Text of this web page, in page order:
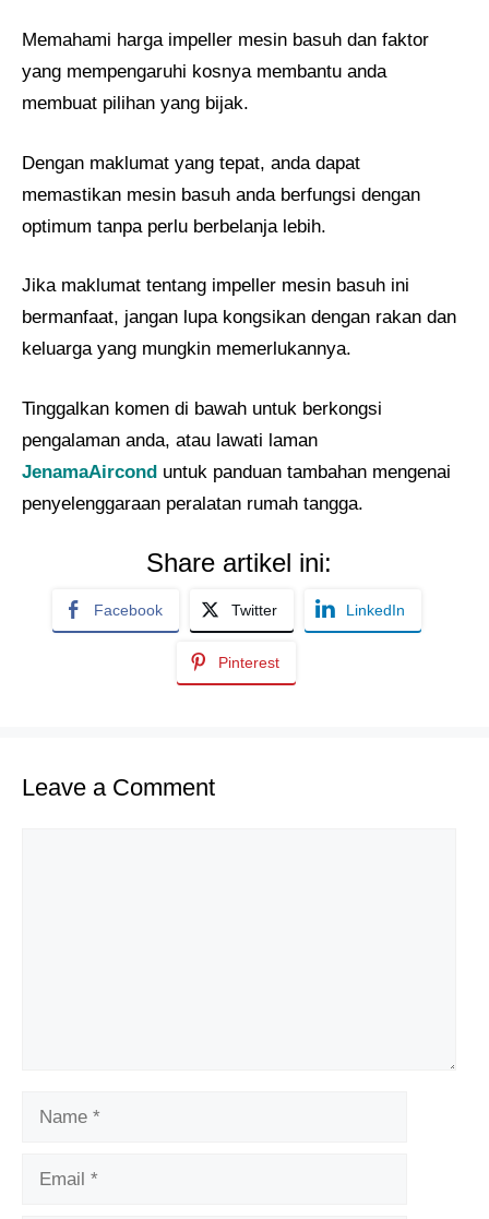
Memahami harga impeller mesin basuh dan faktor
yang mempengaruhi kosnya membantu anda
membuat pilihan yang bijak.
Dengan maklumat yang tepat, anda dapat
memastikan mesin basuh anda berfungsi dengan
optimum tanpa perlu berbelanja lebih.
Jika maklumat tentang impeller mesin basuh ini
bermanfaat, jangan lupa kongsikan dengan rakan dan
keluarga yang mungkin memerlukannya.
Tinggalkan komen di bawah untuk berkongsi
pengalaman anda, atau lawati laman
JenamaAircond untuk panduan tambahan mengenai
penyelenggaraan peralatan rumah tangga.
Share artikel ini:
Facebook Twitter LinkedIn
Pinterest
Leave a Comment
Name
Email